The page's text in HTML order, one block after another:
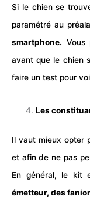
Si le chiense
paramétré au
smartphone. Vous
avant que le chien
faire un test pour
Les
Il vaut mieux opter
et afin de ne pas
En général, le kit
émetteur, des